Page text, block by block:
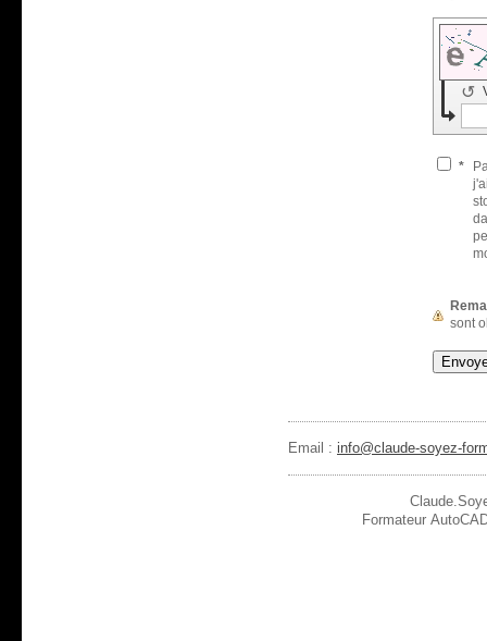
↺
*
sont
Email : info@claude-soyez-
Formateur